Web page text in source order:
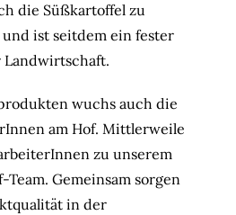
die Süßkartoffel zu
ist seitdem ein fester
Landwirtschaft.
wuchs auch die
am Hof. Mittlerweile
zu unserem
Gemeinsam sorgen
in der